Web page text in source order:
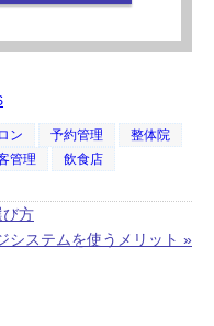
ン 予約管理
整体院
管理
飲食店
び方
システムを使うメリット »